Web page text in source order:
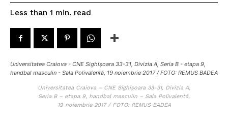
Less than 1 min. read
Universitatea Craiova - CNE Sighișoara 33-31, Divizia A, Seria B - etapa 9,
handbal masculin - Sala Polivalentă, 19 noiembrie 2017 / FOTO: REMUS BADEA
Universitatea Craiova – CNE Sighișoara 33-31, Divizia A,
Seria B – etapa 9, handbal masculin – Sala Polivalentă,
19 noiembrie 2017 / FOTO: REMUS BADEA